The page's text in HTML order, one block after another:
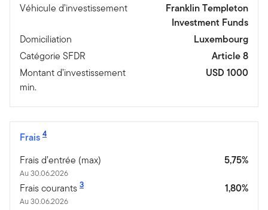
Véhicule d’investissement
Franklin Templeton
Investment Funds
Domiciliation
Luxembourg
Catégorie SFDR
Article 8
Montant d’investissement
min.
USD 1000
Frais 4
Frais d’entrée (max)
Au 30.06.2026
5,75%
Frais courants 3
Au 30.06.2026
1,80%